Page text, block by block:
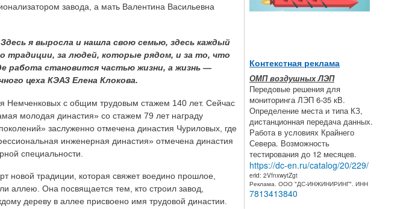
завода, а мать Валентина Васильевна
я выросла и нашла свою семью, здесь каждый
традиции, за людей, которые рядом, и за то, что
работа становится частью жизни, а жизнь —
цеха КЭАЗ Елена Клокова.
Немченковых с общим трудовым стажем 140 лет. Сейчас
молодая династия» со стажем 79 лет награду
заслуженно отмечена династия Чуриловых, где
инженерная династия» отмечена династия
специальности.
новой традиции, которая свяжет воедино прошлое,
аллею. Она посвящается тем, кто строил завод,
дереву в аллее присвоено имя трудовой династии.
Контекстная реклама
ОМП воздушных ЛЭП
Передовые решения для
мониторинга ЛЭП 6-35 кВ.
Определение места и типа КЗ,
дистанционная передача данных.
Работа в условиях Крайнего
Севера. Возможность
тестирования до 12 месяцев.
https://dc-en.ru/catalog/20/229/
erid: 2VfnxwytZgt
Реклама. ООО "ДС-ИНЖИНИРИНГ". ИНН
7813413840